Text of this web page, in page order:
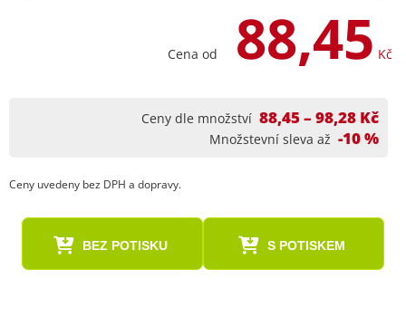
Cena od 88,45 Kč
Ceny dle množství 88,45 – 98,28 Kč
Množstevní sleva až -10 %
Ceny uvedeny bez DPH a dopravy.
BEZ POTISKU S POTISKEM